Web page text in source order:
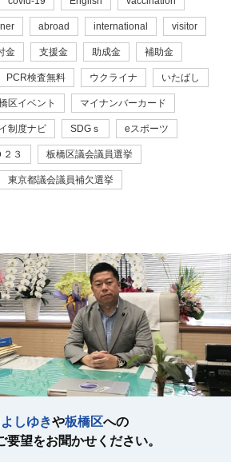
abroad international visitor
金 支援金 助成金 補助金
PCR検査無料 ウクライナ いたばし
区イベント マイナンバーカード
制度ナビ SDGｓ eスポーツ
３ 板橋区議会議員選挙
東京都議会議員補欠選挙
しゆきや板橋区への
要望をお聞かせください。